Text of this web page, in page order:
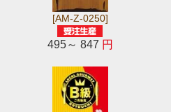
[AM-Z-0250]
495～ 847 円